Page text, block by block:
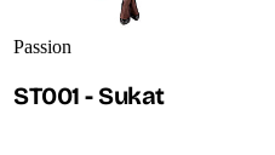
Passion
ST001 - Sukat